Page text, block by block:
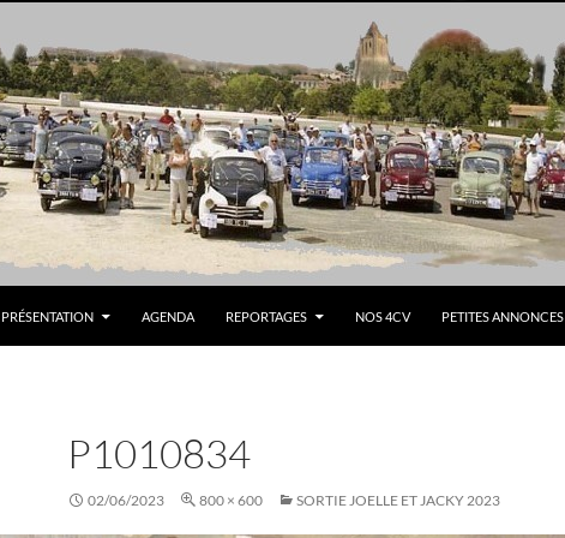
PRÉSENTATION AGENDA REPORTAGES NOS 4CV PETITES ANNONCES
P1010834
02/06/2023 800 × 600 SORTIE JOELLE ET JACKY 2023